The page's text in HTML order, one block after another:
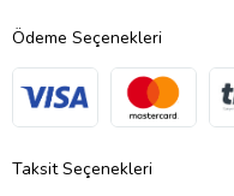
Ödeme Seçenekleri
Taksit Seçenekleri